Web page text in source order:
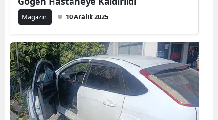
Magazin 10 Aralık 2025